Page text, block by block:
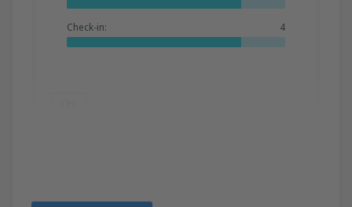
Check-in: 4